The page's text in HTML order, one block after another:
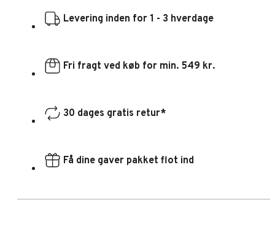
Levering inden for 1 - 3 hverdage
Fri fragt ved køb for min. 549 kr.
30 dages gratis retur*
Få dine gaver pakket flot ind